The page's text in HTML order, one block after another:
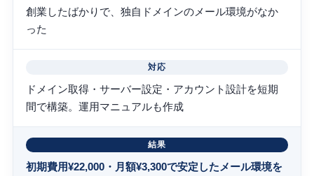
創業したばかりで、独自ドメインのメール環境がなか
った
対応
ドメイン取得・サーバー設定・アカウント設計を短期
間で構築。運用マニュアルも作成
結果
初期費用¥22,000・月額¥3,300で安定したメール環境を